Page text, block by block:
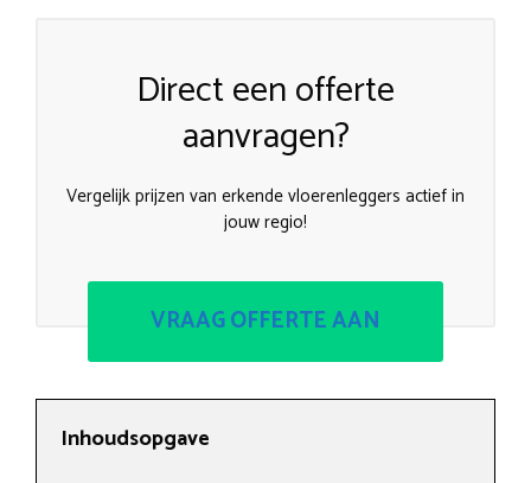
Direct een offerte
aanvragen?
Vergelijk prijzen van erkende vloerenleggers actief in
jouw regio!
VRAAG OFFERTE AAN
Inhoudsopgave